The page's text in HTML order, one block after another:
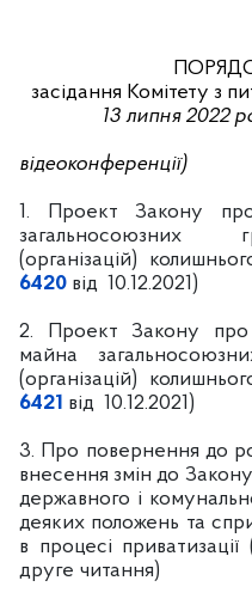
засідання Комітету з
13 липня2022
відеоконференції)
1. Проект Закону
загальносоюзних
(організацій)
6420 від 10.12.2021)
2. Проект Закону про
майна
(організацій)
6421 від 10.12.2021)
3. Про повернення до
внесення змін до
державного і
деяких положень та
в процесі
друге читання)